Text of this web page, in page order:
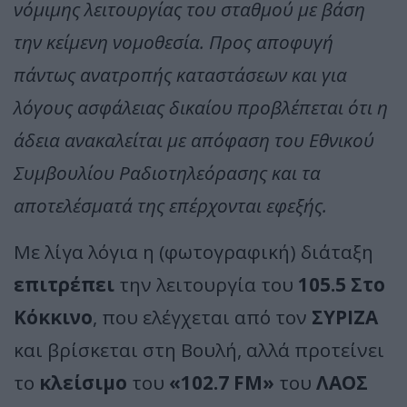
νόμιμης λειτουργίας του σταθμού με βάση
την κείμενη νομοθεσία. Προς αποφυγή
πάντως ανατροπής καταστάσεων και για
λόγους ασφάλειας δικαίου προβλέπεται ότι η
άδεια ανακαλείται με απόφαση του Εθνικού
Συμβουλίου Ραδιοτηλεόρασης και τα
αποτελέσματά της επέρχονται εφεξής.
Με λίγα λόγια η (φωτογραφική) διάταξη
επιτρέπει την λειτουργία του 105.5 Στο
Κόκκινο, που ελέγχεται από τον ΣΥΡΙΖΑ
και βρίσκεται στη Βουλή, αλλά προτείνει
το κλείσιμο του «102.7 FM» του ΛΑΟΣ